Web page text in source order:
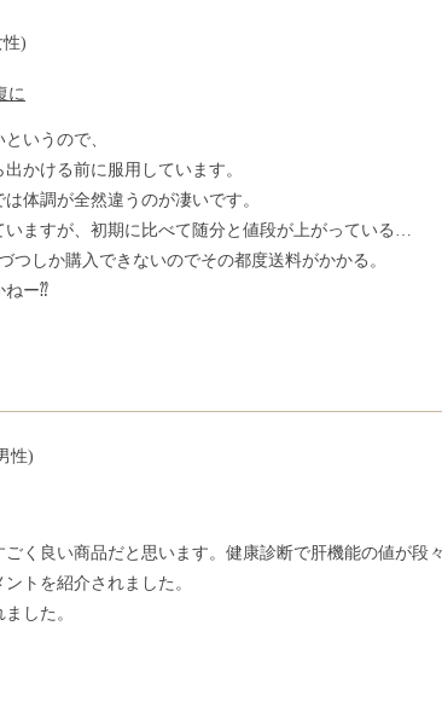
性)
に
いうので、
かける前に服用しています。
体調が全然違うのが凄いです。
いますが、初期に比べて随分と値段が上がっている…
つしか購入できないのでその都度送料がかかる。
ねー⁇
性)
ごく良い商品だと思います。健康診断で肝機能の値が段
トを紹介されました。
した。